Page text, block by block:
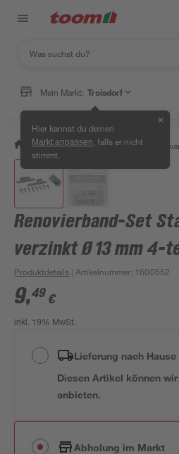
Mein Markt: Troisdorf
Hier kannst du deinen
Markt anpassen , falls er nicht
stimmt.
✕
/ Werkstatt & Maschinen /
Renovierband-Set
verzinkt Ø 13 mm 4-
Produktdetails | Artikelnummer: 1600552
9,49 €
inkl. 19% MwSt.
Lieferung nach Hause
Diesen Artikel können
anbieten.
Abholung im Markt